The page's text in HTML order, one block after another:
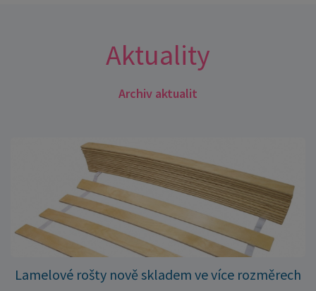
Aktuality
Archiv aktualit
Lamelové rošty nově skladem ve více rozměrech